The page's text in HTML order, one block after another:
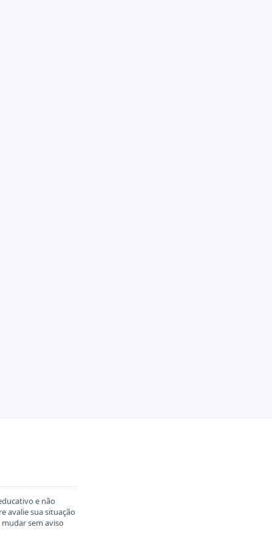
e não
avalie sua situação
sem aviso